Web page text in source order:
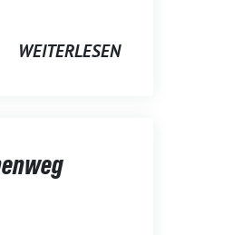
WEITERLESEN